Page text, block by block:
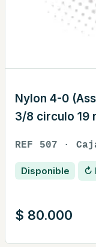
Nylon 4-0
3/8 circulo 19
REF 507 ·
Disponible ↻
$ 80.000